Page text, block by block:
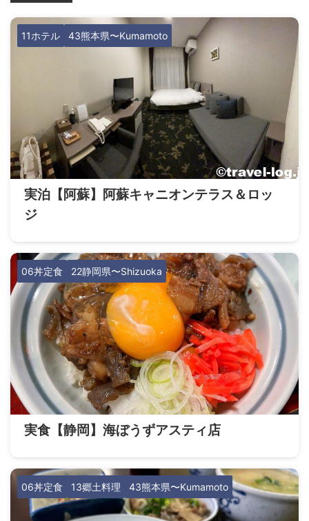
11ホテル 43熊本県〜Kumamoto
実泊【阿蘇】阿蘇キャニオンテラス＆ロッ
ジ
06丼定食 22静岡県〜Shizuoka
実食【静岡】海ぼうずアスティ店
06丼定食 13郷土料理 43熊本県〜Kumamoto